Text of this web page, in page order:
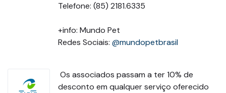
Telefone: (85) 2181.6335
+info: Mundo Pet
Redes Sociais: @mundopetbrasil
Os associados passam a ter 10% de
desconto em qualquer serviço oferecido